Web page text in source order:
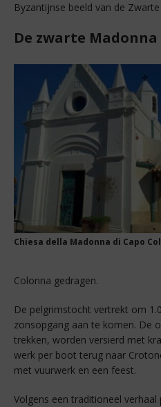
Byzantijnse beeld van de
De zwarte Madonna
Chiesa della Madonna di Capo
Colonna gedragen.
De pelgrimstocht vertrekt om
zonsopgang aan te komen. De
trekken, worden versierd met
werk per boot terug naar
met vuurwerk en een feest.
Volgens een traditioneel